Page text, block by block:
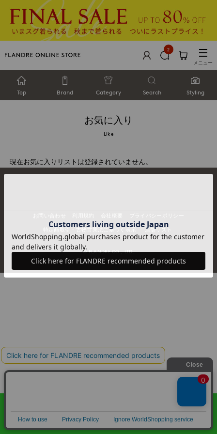
2
メニュー
Top Brand Category Search Styling
お気に入り
Like
現在お気に入りリストは登録されていません。
お問い合わせ プライバシーポリシー
特定商取引・古物営業法に基づく表示 店舗リスト
© FLANDRE CO., LTD.